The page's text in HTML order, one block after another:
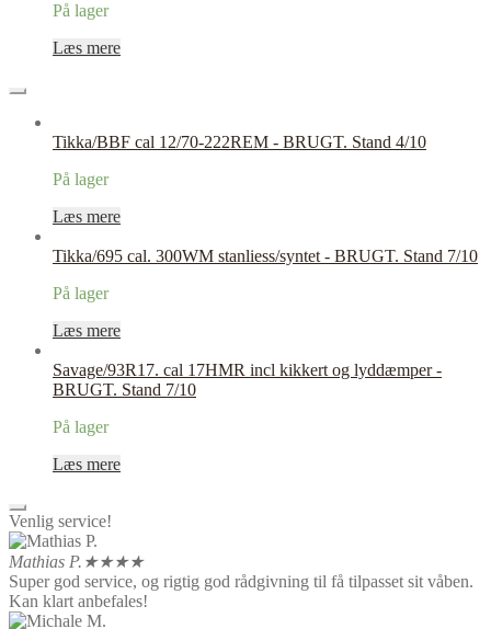
På lager
Læs mere
Tikka/BBF cal 12/70-222REM - BRUGT. Stand 4/10
På lager
Læs mere
Tikka/695 cal. 300WM stanliess/syntet - BRUGT. Stand 7/10
På lager
Læs mere
Savage/93R17. cal 17HMR incl kikkert og lyddæmper -
BRUGT. Stand 7/10
På lager
Læs mere
Venlig service!
Mathias P. ★★★★
Super god service, og rigtig god rådgivning til få tilpasset sit våben.
Kan klart anbefales!